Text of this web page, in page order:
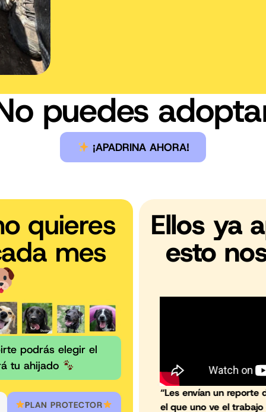
puedes
¡APADRINA AHORA!
quieres
mes
podrás elegir el
tu ahijado
PLAN PROTECTOR
Ellos ya
esto
superbonito en
está realizando”
“Mes a mes
donación donde me